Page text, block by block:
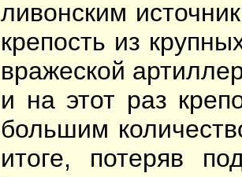
ливонским
крепость из
вражеской
и на этот раз
большим
итоге, потеряв